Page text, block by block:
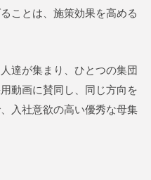
ことは、施策効果を高める
達が集まり、ひとつの集団
動画に賛同し、同じ方向を
入社意欲の高い優秀な母集